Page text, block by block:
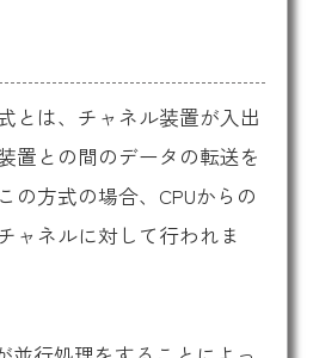
とは、チャネル装置が入出
置との間のデータの転送を
の方式の場合、CPUからの
ャネルに対して行われま